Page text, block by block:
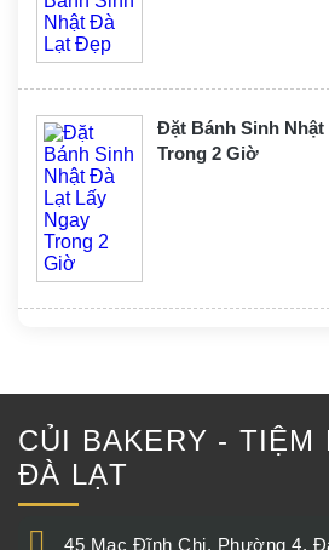
Đặt Bánh Sinh
Trong 2 Giờ
CỦI BAKERY - TIỆM
ĐÀ LẠT
45 Mạc Đĩnh Chi, Phường 4,